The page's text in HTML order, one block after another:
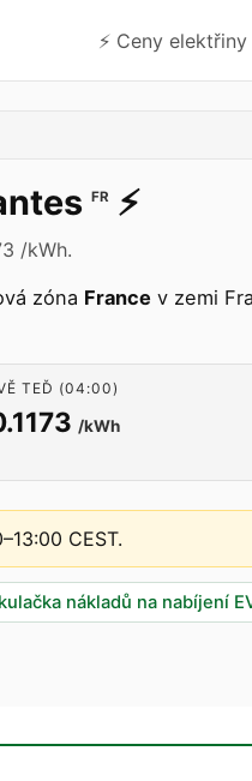
⚡️ Ceny
FR ⚡️
/kWh.
zóna France v zemi
TEĎ (04:00)
/kWh
CEST.
nákladů na nabíjení